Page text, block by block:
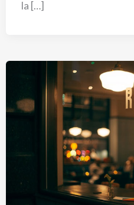
la […]